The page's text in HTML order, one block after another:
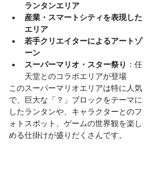
ランタンエリア
産業・スマートシティを表現した
エリア
若手クリエイターによるアートゾ
ーン
スーパーマリオ・スター祭り ：任
天堂とのコラボエリアが登場
このスーパーマリオエリアは特に人気
で、巨大な「？」ブロックをテーマに
したランタンや、キャラクターとのフ
ォトスポット、ゲームの世界観を楽し
める仕掛けが盛りだくさんです。